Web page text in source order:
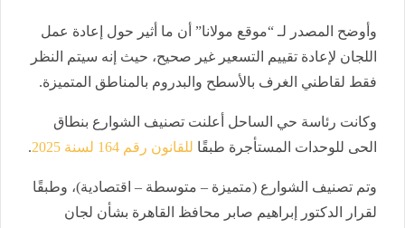
وأوضح المصدر لـ “موقع مولانا” أن ما أثير حول إعادة عمل
اللجان لإعادة تقييم التسعير غير صحيح، حيث إنه سيتم النظر
فقط لقاطني الغرف بالأسطح والبدروم بالمناطق المتميزة.
وكانت رئاسة حي الساحل أعلنت تصنيف الشوارع بنطاق
الحى للوحدات المستأجرة طبقًا للقانون رقم 164 لسنة 2025 .
وتم تصنيف الشوارع (متميزة – متوسطة – اقتصادية)، وطبقًا
لقرار الدكتور إبراهيم صابر محافظ القاهرة بشأن لجان